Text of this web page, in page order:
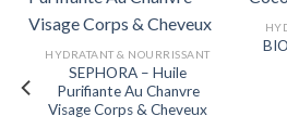
HYDRATANT & NOURRISSANT
SEPHORA – Huile
Purifiante Au Chanvre
Visage Corps & Cheveux